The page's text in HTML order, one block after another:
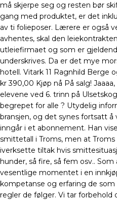
må skjerpe seg og resten bør
gang med produktet, er det
av ti folieposer. Lærere er også
avhentes, skal den
utleiefirmaet og som er
underskrives. Da er det mye
hotell. Vitark 11 Ragnhild Berge
kr 390,00 Kjøp nå På salg!
elevene ved 6. trinn på
begrepet for alle ? Utydelig
bransjen, og det synes fortsatt
inngår i et abonnement. Han
smittetall i Troms, men at
iverksette tiltak hvis
hunder, så fire, så fem osv..
vesentlige momentet i en
kompetanse og erfaring de
regler de følger. Vi tar